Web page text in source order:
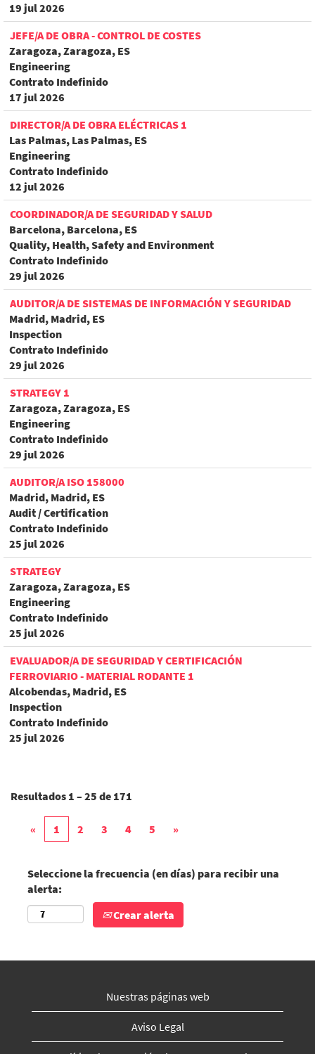
19 jul 2026
JEFE/A DE OBRA - CONTROL DE COSTES
Zaragoza, Zaragoza, ES
Engineering
Contrato Indefinido
17 jul 2026
DIRECTOR/A DE OBRA ELÉCTRICAS 1
Las Palmas, Las Palmas, ES
Engineering
Contrato Indefinido
12 jul 2026
COORDINADOR/A DE SEGURIDAD Y SALUD
Barcelona, Barcelona, ES
Quality, Health, Safety and Environment
Contrato Indefinido
29 jul 2026
AUDITOR/A DE SISTEMAS DE INFORMACIÓN Y SEGURIDAD
Madrid, Madrid, ES
Inspection
Contrato Indefinido
29 jul 2026
STRATEGY 1
Zaragoza, Zaragoza, ES
Engineering
Contrato Indefinido
29 jul 2026
AUDITOR/A ISO 158000
Madrid, Madrid, ES
Audit / Certification
Contrato Indefinido
25 jul 2026
STRATEGY
Zaragoza, Zaragoza, ES
Engineering
Contrato Indefinido
25 jul 2026
EVALUADOR/A DE SEGURIDAD Y CERTIFICACIÓN
FERROVIARIO - MATERIAL RODANTE 1
Alcobendas, Madrid, ES
Inspection
Contrato Indefinido
25 jul 2026
Resultados 1 – 25 de 171
« 1 2 3 4 5 »
Seleccione la frecuencia (en días) para recibir una
alerta:
Crear alerta
Nuestras páginas web
Aviso Legal